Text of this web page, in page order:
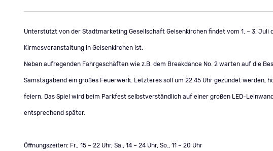
Unterstützt von der Stadtmarketing Gesellschaft Gelsenkirchen findet vom 1. – 3.
Kirmesveranstaltung in Gelsenkirchen ist.
Neben aufregenden Fahrgeschäften wie z.B. dem Breakdance No. 2 warten auf die
Samstagabend ein großes Feuerwerk. Letzteres soll um 22.45 Uhr gezündet
feiern. Das Spiel wird beim Parkfest selbstverständlich auf einer großen LED-
entsprechend später.
Öffnungszeiten: Fr., 15 – 22 Uhr, Sa., 14 – 24 Uhr, So., 11 – 20 Uhr